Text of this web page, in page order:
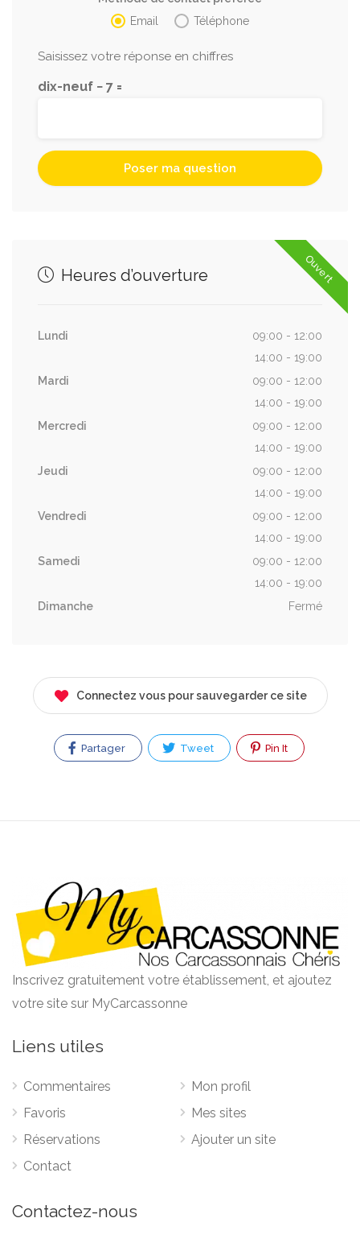
Email
Téléphone
Saisissez votre réponse en chiffres
dix-neuf − 7 =
Ouvert
Heures d’ouverture
Lundi
09:00 - 12:00
14:00 - 19:00
Mardi
09:00 - 12:00
14:00 - 19:00
Mercredi
09:00 - 12:00
14:00 - 19:00
Jeudi
09:00 - 12:00
14:00 - 19:00
Vendredi
09:00 - 12:00
14:00 - 19:00
Samedi
09:00 - 12:00
14:00 - 19:00
Dimanche
Fermé
Connectez vous pour sauvegarder ce site
Partager Tweet Pin It
Inscrivez gratuitement votre établissement, et ajoutez
votre site sur MyCarcassonne
Liens utiles
Commentaires
Favoris
Réservations
Contact
Mon profil
Mes sites
Ajouter un site
Contactez-nous